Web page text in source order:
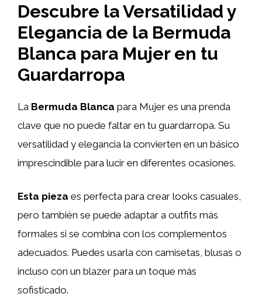
Descubre la Versatilidad y
Elegancia de la Bermuda
Blanca para Mujer en tu
Guardarropa
La Bermuda Blanca para Mujer es una prenda
clave que no puede faltar en tu guardarropa. Su
versatilidad y elegancia la convierten en un básico
imprescindible para lucir en diferentes ocasiones.
Esta pieza es perfecta para crear looks casuales,
pero también se puede adaptar a outfits más
formales si se combina con los complementos
adecuados. Puedes usarla con camisetas, blusas o
incluso con un blazer para un toque más
sofisticado.